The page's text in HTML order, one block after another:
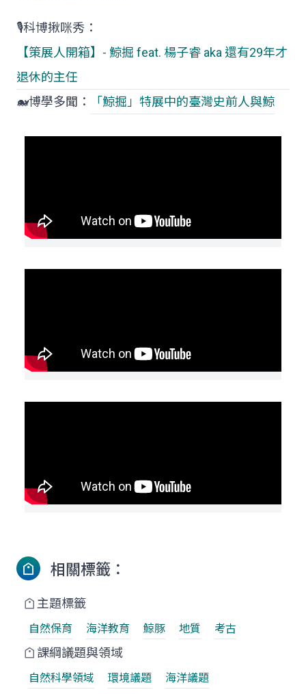
🎙️科博揪咪秀：
【策展人開箱】- 鯨掘 feat. 楊子睿 aka 還有29年才
退休的主任
🐋博學多聞：
「鯨掘」特展中的臺灣史前人與鯨
相關標籤：
主題標籤
自然保育 海洋教育 鯨豚 地質 考古
課綱議題與領域
自然科學領域 環境議題 海洋議題